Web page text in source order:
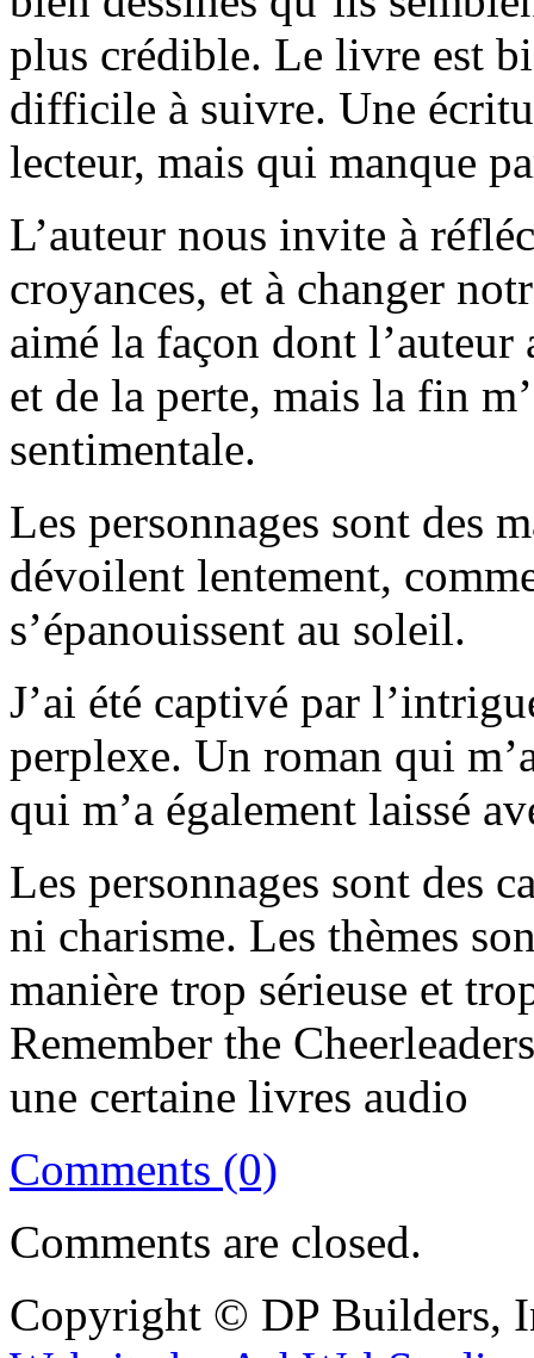
plus crédible. Le livre est
difficile à suivre. Une
lecteur, mais qui manque
L’auteur nous invite à
croyances, et à changer
aimé la façon dont l’auteur
et de la perte, mais la fin
sentimentale.
Les personnages sont des
dévoilent lentement,
s’épanouissent au soleil.
J’ai été captivé par
perplexe. Un roman qui
qui m’a également laissé
Les personnages sont des
ni charisme. Les thèmes
manière trop sérieuse et
Remember the
une certaine livres audio
Comments (0)
Comments are closed.
Copyright © DP Builders,